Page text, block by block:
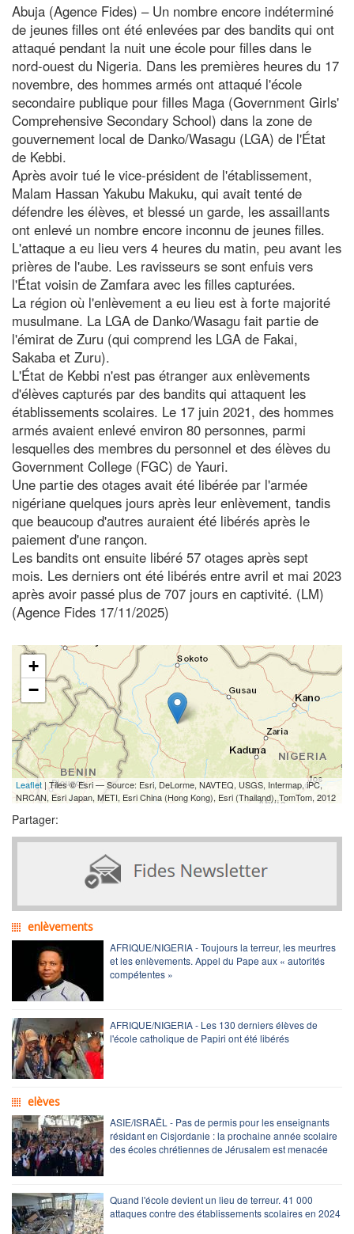
Abuja (Agence Fides) – Un nombre encore indéterminé
de jeunes filles ont été enlevées par des bandits qui ont
attaqué pendant la nuit une école pour filles dans le
nord-ouest du Nigeria. Dans les premières heures du 17
novembre, des hommes armés ont attaqué l'école
secondaire publique pour filles Maga (Government Girls'
Comprehensive Secondary School) dans la zone de
gouvernement local de Danko/Wasagu (LGA) de l'État
de Kebbi.
Après avoir tué le vice-président de l'établissement,
Malam Hassan Yakubu Makuku, qui avait tenté de
défendre les élèves, et blessé un garde, les assaillants
ont enlevé un nombre encore inconnu de jeunes filles.
L'attaque a eu lieu vers 4 heures du matin, peu avant les
prières de l'aube. Les ravisseurs se sont enfuis vers
l'État voisin de Zamfara avec les filles capturées.
La région où l'enlèvement a eu lieu est à forte majorité
musulmane. La LGA de Danko/Wasagu fait partie de
l'émirat de Zuru (qui comprend les LGA de Fakai,
Sakaba et Zuru).
L'État de Kebbi n'est pas étranger aux enlèvements
d'élèves capturés par des bandits qui attaquent les
établissements scolaires. Le 17 juin 2021, des hommes
armés avaient enlevé environ 80 personnes, parmi
lesquelles des membres du personnel et des élèves du
Government College (FGC) de Yauri.
Une partie des otages avait été libérée par l'armée
nigériane quelques jours après leur enlèvement, tandis
que beaucoup d'autres auraient été libérés après le
paiement d'une rançon.
Les bandits ont ensuite libéré 57 otages après sept
mois. Les derniers ont été libérés entre avril et mai 2023
après avoir passé plus de 707 jours en captivité. (LM)
(Agence Fides 17/11/2025)
+
−
Leaflet | Tiles © Esri — Source: Esri, DeLorme, NAVTEQ, USGS, Intermap, iPC,
NRCAN, Esri Japan, METI, Esri China (Hong Kong), Esri (Thailand), TomTom, 2012
Partager:
enlèvements
AFRIQUE/NIGERIA - Toujours la terreur, les meurtres
et les enlèvements. Appel du Pape aux « autorités
compétentes »
AFRIQUE/NIGERIA - Les 130 derniers élèves de
l'école catholique de Papiri ont été libérés
elèves
ASIE/ISRAËL - Pas de permis pour les enseignants
résidant en Cisjordanie : la prochaine année scolaire
des écoles chrétiennes de Jérusalem est menacée
Quand l'école devient un lieu de terreur. 41 000
attaques contre des établissements scolaires en 2024